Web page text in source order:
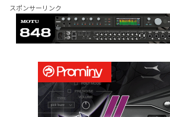
スポンサーリンク